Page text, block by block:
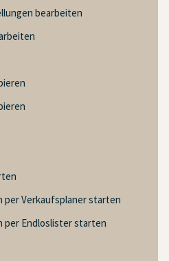
bearbeiten
per Verkaufsplaner starten
per Endloslister starten